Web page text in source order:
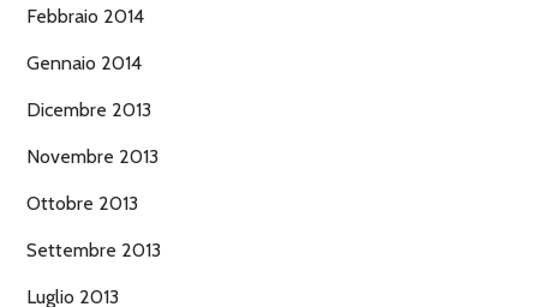
Febbraio 2014
Gennaio 2014
Dicembre 2013
Novembre 2013
Ottobre 2013
Settembre 2013
Luglio 2013